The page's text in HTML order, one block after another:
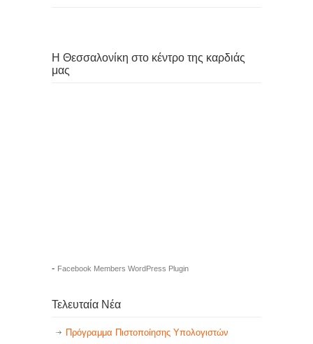
Η Θεσσαλονίκη στο κέντρο της καρδιάς
μας
- Facebook Members WordPress Plugin
Τελευταία Νέα
Πρόγραμμα Πιστοποίησης Υπολογιστών